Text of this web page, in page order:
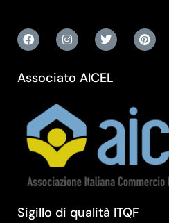
Associato AICEL
Sigillo di qualità ITQF